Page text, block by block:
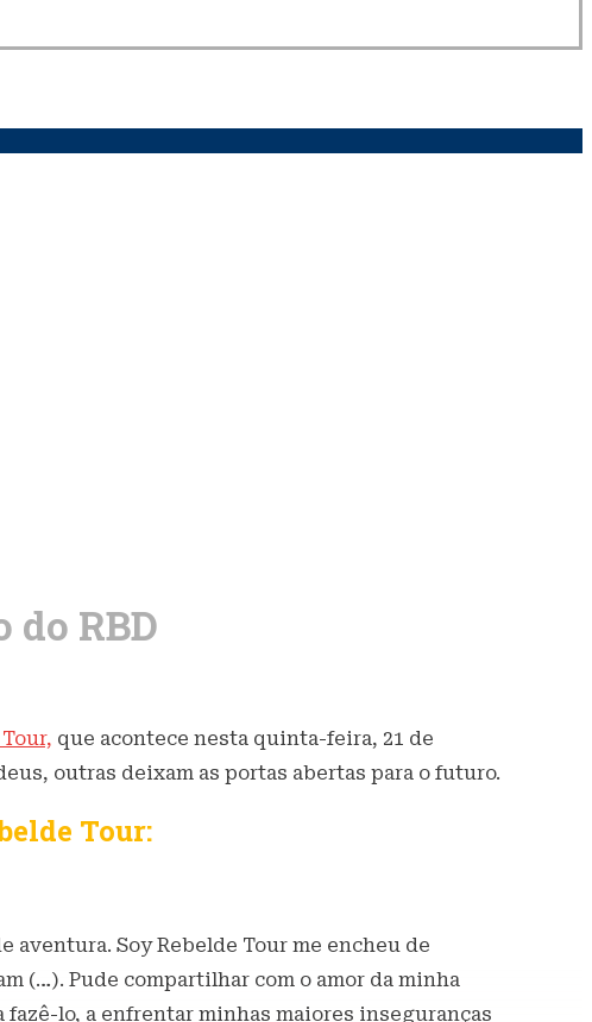
RBD
que acontece nesta quinta-feira, 21 de
outras deixam as portas abertas para o futuro.
Tour:
aventura. Soy Rebelde Tour me encheu de
(…). Pude compartilhar com o amor da minha
lo, a enfrentar minhas maiores inseguranças